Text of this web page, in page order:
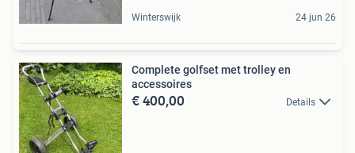
Winterswijk 24 jun 26
Complete golfset met trolley en
accessoires
€ 400,00 Details